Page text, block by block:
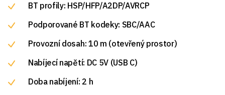
BT profily: HSP/HFP/A2DP/AVRCP
Podporované BT kodeky: SBC/AAC
Provozní dosah: 10 m (otevřený prostor)
Nabíjecí napětí: DC 5V (USB C)
Doba nabíjení: 2 h